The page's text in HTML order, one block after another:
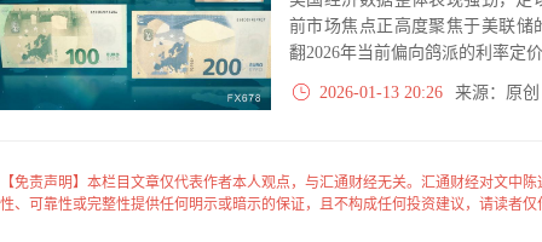
前市场焦点正高度聚焦于美联
翻2026年当前偏向鸽派的利率定
2026-01-13 20:26 来源：原
【免责声明】本栏目文章仅代表作者本人观点，与汇通财经无关。汇通财经对文中
性、可靠性或完整性提供任何明示或暗示的保证，且不构成任何投资建议，请读者